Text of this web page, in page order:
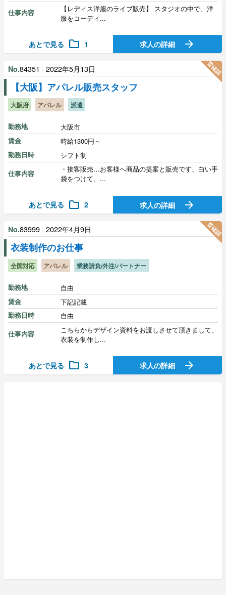
仕事内容
【レディス洋服のライブ販売】 スタジオの中で、洋
服をコーディ...
あとで見る folder 1 求人の詳細 arrow_forward
No.84351 2022年5月13日
【大阪】アパレル販売スタッフ
大阪府 アパレル 派遣
勤務地 大阪市
賃金 時給1300円～
勤務日時 シフト制
仕事内容
・接客販売…お客様へ商品の提案と販売です、白い手
袋をつけて、...
あとで見る folder 2 求人の詳細 arrow_forward
要確認
No.83999 2022年4月9日
衣装制作のお仕事
全国対応 アパレル 業務請負/外注/パートナー
勤務地 自由
賃金 下記記載
勤務日時 自由
仕事内容
こちらからデザイン資料をお渡しさせて頂きまして、
衣装を制作し...
あとで見る folder 3 求人の詳細 arrow_forward
要確認